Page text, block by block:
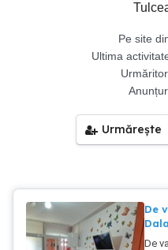
Pe site
Ultima
Urmărește
De
De